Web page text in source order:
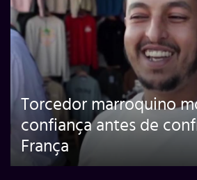
Torcedor marroquino
confiança antes de
França